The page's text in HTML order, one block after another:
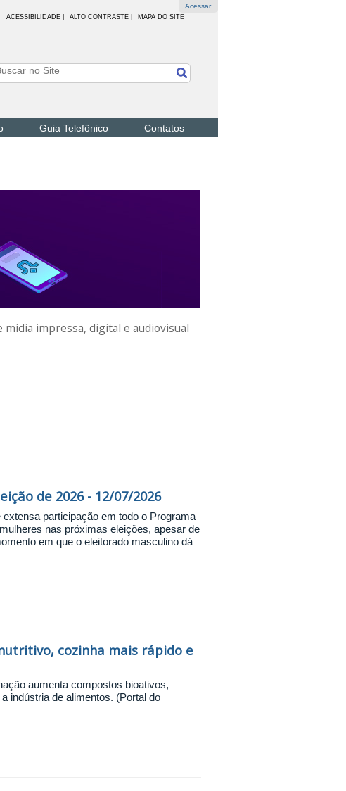
Acessar
ACESSIBILIDADE ALTO CONTRASTE | MAPA DO SITE
Guia Telefônico Contatos
mídia impressa, digital e audiovisual
de 2026 - 12/07/2026
participação em todo o Programa
nas próximas eleições, apesar de
em que o eleitorado masculino dá
cozinha mais rápido e
aumenta compostos bioativos,
indústria de alimentos. (Portal do